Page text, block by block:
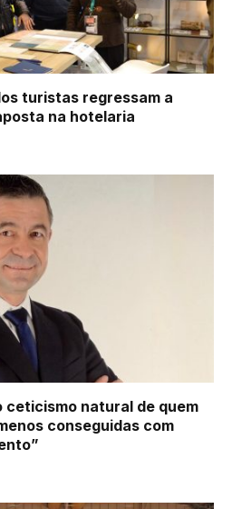
turistas regressam a
na hotelaria
ceticismo natural de quem
conseguidas com